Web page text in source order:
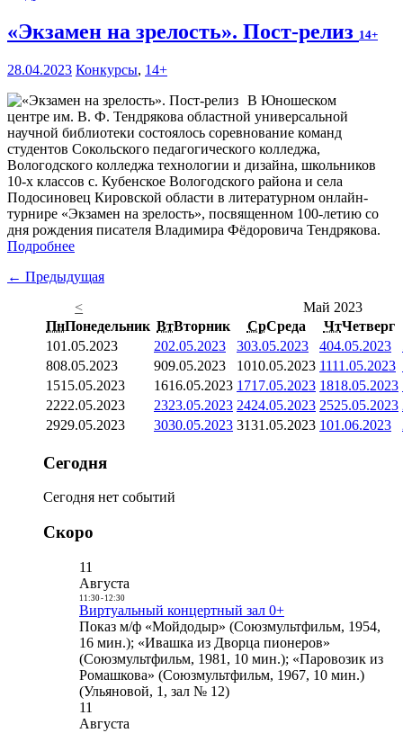
«Экзамен на зрелость». Пост-релиз 14+
28.04.2023 Конкурсы, 14+
В Юношеском
центре им. В. Ф. Тендрякова областной универсальной
научной библиотеки состоялось соревнование команд
студентов Сокольского педагогического колледжа,
Вологодского колледжа технологии и дизайна, школьников
10-х классов с. Кубенское Вологодского района и села
Подосиновец Кировской области в литературном онлайн-
турнире «Экзамен на зрелость», посвященном 100-летию со
дня рождения писателя Владимира Фёдоровича Тендрякова.
Подробнее
← Предыдущая
<
Май 2023
ПнПонедельник ВтВторник СрСреда ЧтЧетверг
101.05.2023 202.05.2023 303.05.2023 404.05.2023
808.05.2023 909.05.2023 1010.05.2023 1111.05.2023
1515.05.2023 1616.05.2023 1717.05.2023 1818.05.2023
2222.05.2023 2323.05.2023 2424.05.2023 2525.05.2023
2929.05.2023 3030.05.2023 3131.05.2023 101.06.2023
Сегодня
Сегодня нет событий
Скоро
11
Августа
11:30- 12:30
Виртуальный концертный зал 0+
Показ м/ф «Мойдодыр» (Союзмультфильм, 1954,
16 мин.); «Ивашка из Дворца пионеров»
(Союзмультфильм, 1981, 10 мин.); «Паровозик из
Ромашкова» (Союзмультфильм, 1967, 10 мин.)
(Ульяновой, 1, зал № 12)
11
Августа